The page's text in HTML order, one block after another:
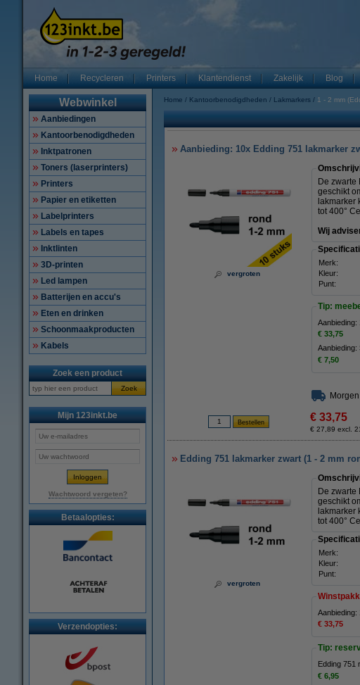
Home Recycleren Printers Klantendienst Zakelijk Blog
Webwinkel
Aanbiedingen
Kantoorbenodigdheden
Inktpatronen
Toners (laserprinters)
Printers
Papier en etiketten
Labelprinters
Labels en tapes
Inktlinten
3D-printen
Led lampen
Batterijen en accu's
Eten en drinken
Schoonmaakproducten
Kabels
Zoek een product
Zoek
Mijn 123inkt.be
Wachtwoord vergeten?
Betaalopties:
Verzendopties:
Home Kantoorbenodigdheden Lakmarkers 1 - 2 mm
Aanbieding: 10x Edding 751 lakmarker
vergroten
De zwarte
geschikt
lakmarker
tot 400°
Wij
Merk:
Kleur:
Punt:
Tip:
€ 33,75
€ 7,50
€ 33,75
€ 27,89 excl.
Edding 751 lakmarker zwart (1 - 2 mm
vergroten
De zwarte
geschikt
lakmarker
tot 400°
Merk:
Kleur:
Punt:
€ 33,75
Tip:
Edding 751
€ 6,95